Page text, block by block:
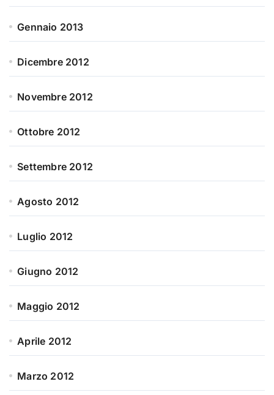
Gennaio 2013
Dicembre 2012
Novembre 2012
Ottobre 2012
Settembre 2012
Agosto 2012
Luglio 2012
Giugno 2012
Maggio 2012
Aprile 2012
Marzo 2012